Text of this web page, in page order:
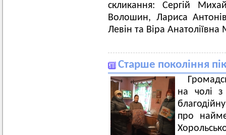
скликання: Сергій
Волошин, Лариса
Левін та Віра
Старше покоління
на чолі з
про